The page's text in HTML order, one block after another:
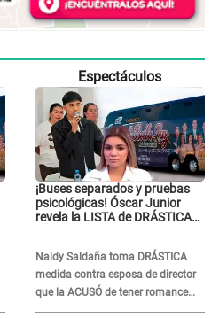
Espectáculos
¡Buses separados y pruebas
psicológicas! Óscar Junior
revela la LISTA de DRÁSTICAS
en 'La Bella Luz' tras caso
Naldy Saldaña
Naldy Saldaña toma DRÁSTICA
medida contra esposa de director
que la ACUSÓ de tener romance
con él: "Muy triste..."